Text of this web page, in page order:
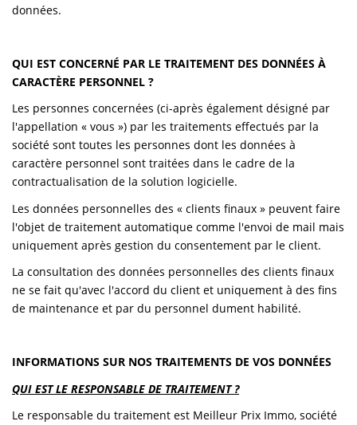
données.
QUI EST CONCERNÉ PAR LE TRAITEMENT DES DONNÉES À
CARACTÈRE PERSONNEL ?
Les personnes concernées (ci-après également désigné par
l'appellation « vous ») par les traitements effectués par la
société sont toutes les personnes dont les données à
caractère personnel sont traitées dans le cadre de la
contractualisation de la solution logicielle.
Les données personnelles des « clients finaux » peuvent faire
l'objet de traitement automatique comme l'envoi de mail mais
uniquement après gestion du consentement par le client.
La consultation des données personnelles des clients finaux
ne se fait qu'avec l'accord du client et uniquement à des fins
de maintenance et par du personnel dument habilité.
INFORMATIONS SUR NOS TRAITEMENTS DE VOS DONNÉES
QUI EST LE RESPONSABLE DE TRAITEMENT ?
Le responsable du traitement est Meilleur Prix Immo, société